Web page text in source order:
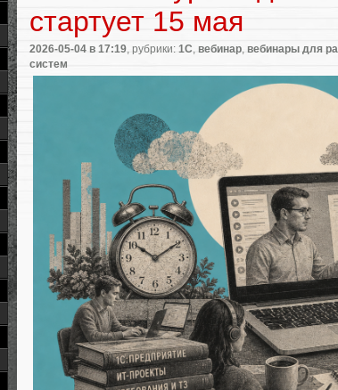
стартует 15 мая
2026-05-04 в 17:19 , рубрики: 1С вебинар вебинары для
систем